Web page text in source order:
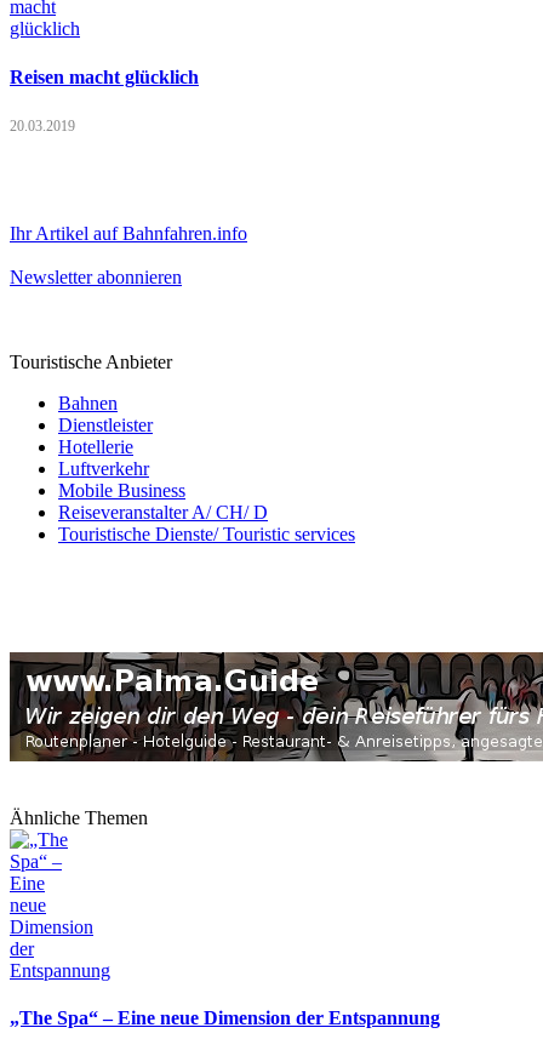
Reisen macht glücklich
20.03.2019
Ihr Artikel auf Bahnfahren.info
Newsletter abonnieren
Touristische Anbieter
Bahnen
Dienstleister
Hotellerie
Luftverkehr
Mobile Business
Reiseveranstalter A/ CH/ D
Touristische Dienste/ Touristic services
Ähnliche Themen
„The Spa“ – Eine neue Dimension der Entspannung